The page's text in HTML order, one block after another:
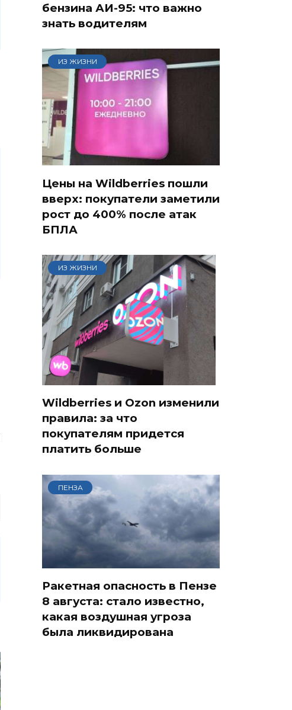
бензина АИ-95: что важно
знать водителям
ИЗ ЖИЗНИ
Цены на Wildberries пошли
вверх: покупатели заметили
рост до 400% после атак
БПЛА
ИЗ ЖИЗНИ
Wildberries и Ozon изменили
правила: за что
покупателям придется
платить больше
ПЕНЗА
Ракетная опасность в Пензе
8 августа: стало известно,
какая воздушная угроза
была ликвидирована